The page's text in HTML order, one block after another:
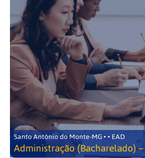
Santo Antônio do Monte-MG • • EAD
Administração (Bacharelado)